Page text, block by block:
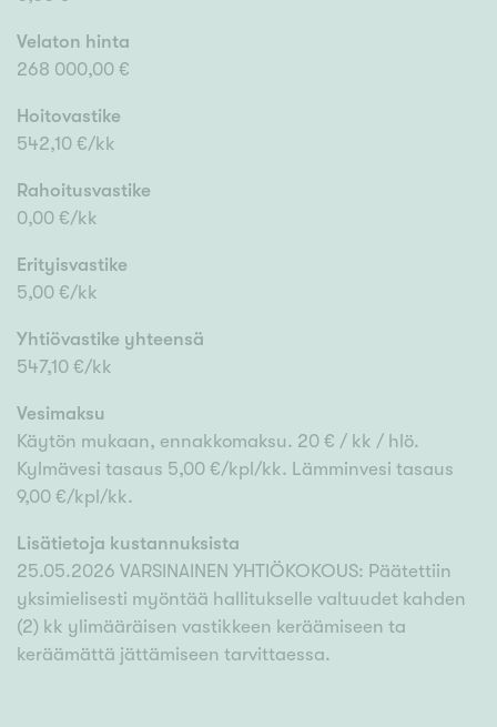
Velaton hinta
268 000,00 €
Hoitovastike
542,10 €/kk
Rahoitusvastike
0,00 €/kk
Erityisvastike
5,00 €/kk
Yhtiövastike yhteensä
547,10 €/kk
Vesimaksu
Käytön mukaan, ennakkomaksu. 20 € / kk / hlö.
Kylmävesi tasaus 5,00 €/kpl/kk. Lämminvesi tasaus
9,00 €/kpl/kk.
Lisätietoja kustannuksista
25.05.2026 VARSINAINEN YHTIÖKOKOUS: Päätettiin
yksimielisesti myöntää hallitukselle valtuudet kahden
(2) kk ylimääräisen vastikkeen keräämiseen ta
keräämättä jättämiseen tarvittaessa.